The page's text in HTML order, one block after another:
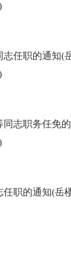
志任职的通知(
同志职务任免
职的通知(岳